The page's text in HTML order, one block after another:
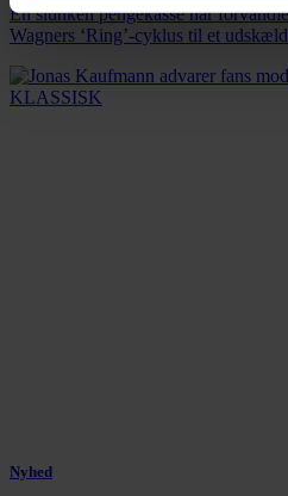
En slunken pengekasse har
Wagners ‘Ring’-cyklus til et
Nyhed